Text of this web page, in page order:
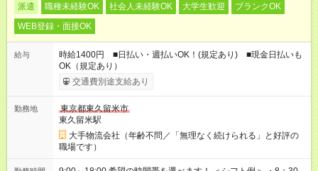
派遣 職種未経験OK 社会人未経験OK 大学生歓迎
ブランクOK
WEB登録・面接OK
給与
時給1400円 ■日払い・週払いOK！(規定あり) ■現金日払いも
OK（規定あり）
交通費別途支給あり
勤務地
東京都東久留米市
東久留米駅
大手物流会社（年齢不問／「無理なく続けられる」と好評の
職場です）